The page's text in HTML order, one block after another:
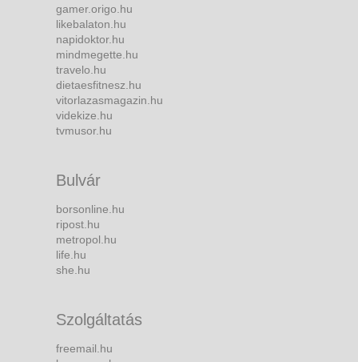
gamer.origo.hu
likebalaton.hu
napidoktor.hu
mindmegette.hu
travelo.hu
dietaesfitnesz.hu
vitorlazasmagazin.hu
videkize.hu
tvmusor.hu
Bulvár
borsonline.hu
ripost.hu
metropol.hu
life.hu
she.hu
Szolgáltatás
freemail.hu